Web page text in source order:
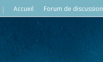
Accueil Forum de discussion